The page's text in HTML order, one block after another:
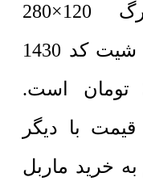
قیمت هر برگ 120×280
ماربل شیت کد 1430
تومان است.
با دیگر
خرید ماربل